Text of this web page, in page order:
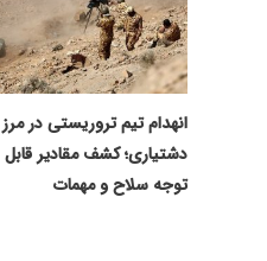
انهدام تیم تروریستی در مرز
دشتیاری؛ کشف مقادیر قابل
توجه سلاح و مهمات